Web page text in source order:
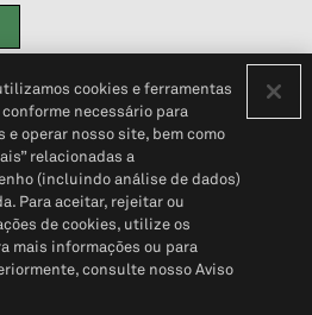
de privacidade do cliente (em inglês)
Pessoais© 2026 S&P Global
cookies e ferramentas
necessário para
operar nosso site, bem como
relacionadas a
(incluindo análise de dados)
Para aceitar, rejeitar ou
de cookies, utilize os
mais informações ou para
consulte nosso Aviso